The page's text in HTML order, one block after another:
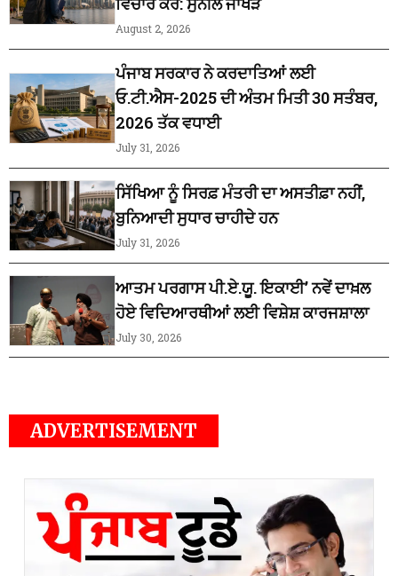
August 2, 2026
ਪੰਜਾਬ ਸਰਕਾਰ ਨੇ ਕਰਦਾਤਿਆਂ ਲਈ
ਓ.ਟੀ.ਐਸ-2025 ਦੀ ਅੰਤਮ ਮਿਤੀ 30 ਸਤੰਬਰ,
2026 ਤੱਕ ਵਧਾਈ
July 31, 2026
ਸਿੱਖਿਆ ਨੂੰ ਸਿਰਫ਼ ਮੰਤਰੀ ਦਾ ਅਸਤੀਫ਼ਾ ਨਹੀਂ,
ਬੁਨਿਆਦੀ ਸੁਧਾਰ ਚਾਹੀਦੇ ਹਨ
July 31, 2026
ਆਤਮ ਪਰਗਾਸ ਪੀ.ਏ.ਯੂ. ਇਕਾਈ’ ਨਵੇਂ ਦਾਖ਼ਲ
ਹੋਏ ਵਿਦਿਆਰਥੀਆਂ ਲਈ ਵਿਸ਼ੇਸ਼ ਕਾਰਜਸ਼ਾਲਾ
July 30, 2026
ADVERTISEMENT